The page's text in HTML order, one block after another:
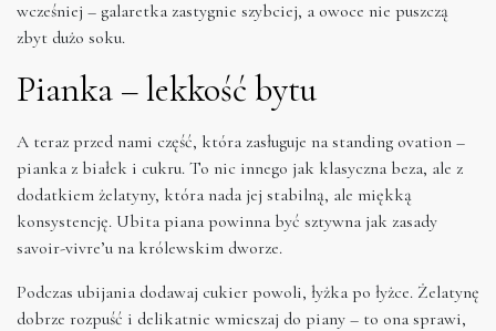
wcześniej – galaretka zastygnie szybciej, a owoce nie puszczą
zbyt dużo soku.
Pianka – lekkość bytu
A teraz przed nami część, która zasługuje na standing ovation –
pianka z białek i cukru. To nic innego jak klasyczna beza, ale z
dodatkiem żelatyny, która nada jej stabilną, ale miękką
konsystencję. Ubita piana powinna być sztywna jak zasady
savoir-vivre’u na królewskim dworze.
Podczas ubijania dodawaj cukier powoli, łyżka po łyżce. Żelatynę
dobrze rozpuść i delikatnie wmieszaj do piany – to ona sprawi,